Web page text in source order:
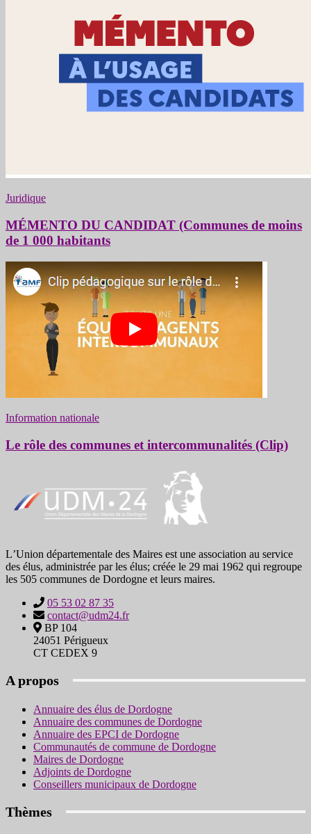
Juridique
MÉMENTO DU CANDIDAT (Communes de moins
de 1 000 habitants
Information nationale
Le rôle des communes et intercommunalités (Clip)
LʼUnion départementale des Maires est une association au service
des élus, administrée par les élus; créée le 29 mai 1962 qui regroupe
les 505 communes de Dordogne et leurs maires.
05 53 02 87 35
contact@udm24.fr
BP 104
24051 Périgueux
CT CEDEX 9
A propos
Annuaire des élus de Dordogne
Annuaire des communes de Dordogne
Annuaire des EPCI de Dordogne
Communautés de commune de Dordogne
Maires de Dordogne
Adjoints de Dordogne
Conseillers municipaux de Dordogne
Thèmes